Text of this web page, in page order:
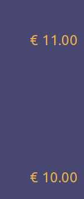
€ 11.00
€ 10.00